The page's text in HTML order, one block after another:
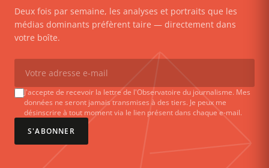
Deux fois par semaine, les analyses et portraits que les
médias dominants préfèrent taire — directement dans
votre boîte.
J'accepte de recevoir la lettre de l'Observatoire du journalisme. Mes
données ne seront jamais transmises à des tiers. Je peux me
désinscrire à tout moment via le lien présent dans chaque e-mail.
S'ABONNER